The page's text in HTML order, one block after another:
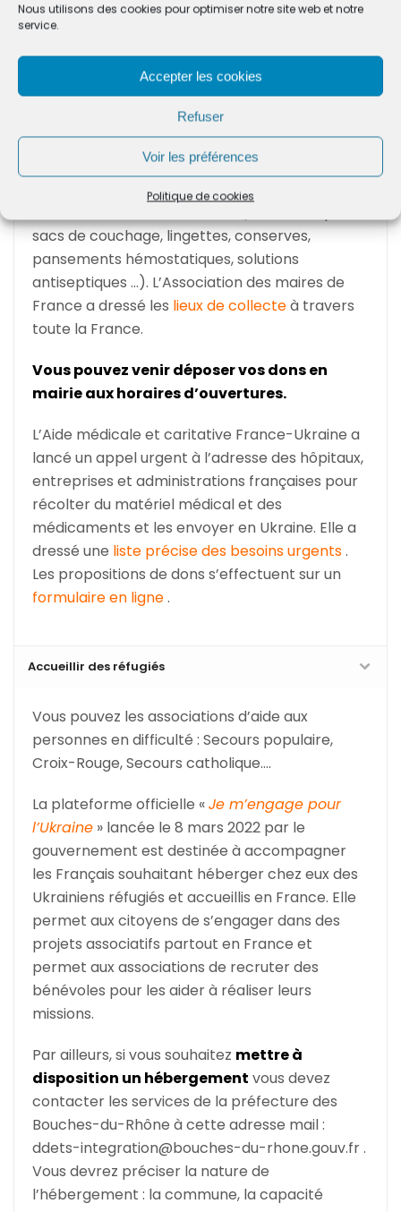
Nous utilisons des cookies pour optimiser notre site web et notre
service.
Accepter les cookies
Refuser
Voir les préférences
Politique de cookies
restés sur place ou réfugiés dans les pays
utile de consulter les listes de produits de
première nécessité.
Privilégiez des produits d’hygiène, de santé
ou encore des conserves alimentaires.
La Protection Civile et l’Association des maires
sacs de couchage, lingettes, conserves,
pansements hémostatiques, solutions
antiseptiques …). L’Association des maires de
France a dressé les lieux de collecteà travers
toute la France.
Vous pouvez venir déposer vos dons en
mairie aux horaires d’ouvertures.
L’Aide médicale et caritative France-Ukraine a
lancé un appel urgent à l’adresse des hôpitaux,
entreprises et administrations françaises pour
récolter du matériel médical et des
médicaments et les envoyer en Ukraine. Elle a
dressé une liste précise des besoins urgents.
Les propositions de dons s’effectuent sur un
formulaire en ligne.
Accueillir des réfugiés
Vous pouvez les associations d’aide aux
personnes en difficulté : Secours populaire,
Croix-Rouge, Secours catholique….
La plateforme officielle «Je m’engage pour
l’Ukraine » lancée le 8 mars 2022 par le
gouvernement est destinée à accompagner
les Français souhaitant héberger chez eux des
Ukrainiens réfugiés et accueillis en France. Elle
permet aux citoyens de s’engager dans des
projets associatifs partout en France et
permet aux associations de recruter des
bénévoles pour les aider à réaliser leurs
missions.
Par ailleurs, si vous souhaitez mettre à
disposition un hébergement vous devez
contacter les services de la préfecture des
Bouches-du-Rhône à cette adresse mail :
ddets-integration@bouches-du-rhone.gouv.fr .
Vous devrez préciser la nature de
l’hébergement : la commune, la capacité